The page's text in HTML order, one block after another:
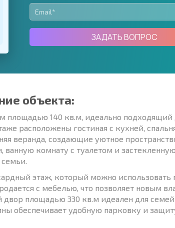
Отправить сообщение
ЗАДАТЬ ВОПРОС
объекта:
140 кв.м, идеально подходящий
расположены гостиная с кухней,
веранда, создающие уютное
комнату с туалетом и
этаж, который можно использовать
с мебелью, что позволяет новым
площадью 330 кв.м идеален для
обеспечивает удобную парковку и